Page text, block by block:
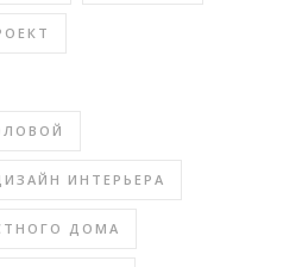
ИНТЕРЬЕРА
ДОМА